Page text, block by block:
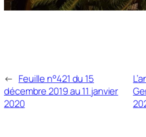
← Feuille n°421 du 15
décembre 2019 au 11 janvier
2020